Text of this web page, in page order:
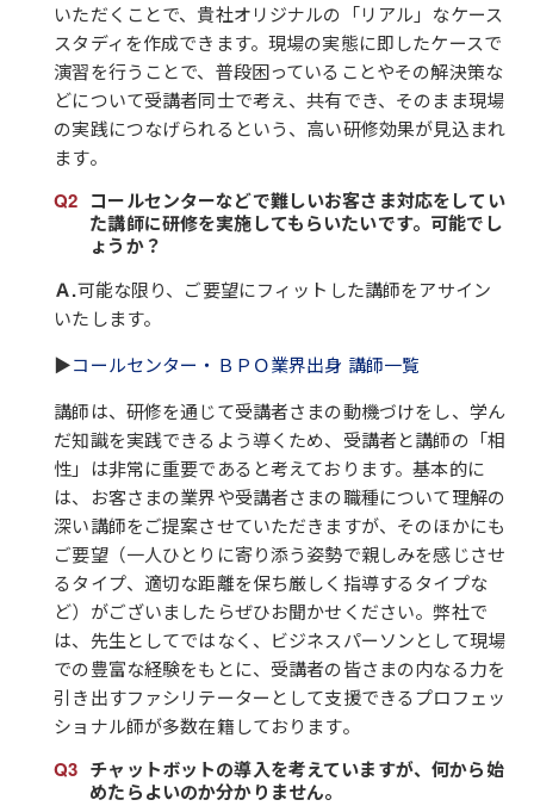
いただくことで、貴社オリジナルの「リアル」なケース
スタディを作成できます。現場の実態に即したケースで
演習を行うことで、普段困っていることやその解決策な
どについて受講者同士で考え、共有でき、そのまま現場
の実践につなげられるという、高い研修効果が見込まれ
ます。
コールセンターなどで難しいお客さま対応をしてい
た講師に研修を実施してもらいたいです。可能でし
ょうか？
Ａ.可能な限り、ご要望にフィットした講師をアサイン
いたします。
▶コールセンター・ＢＰＯ業界出身 講師一覧
講師は、研修を通じて受講者さまの動機づけをし、学ん
だ知識を実践できるよう導くため、受講者と講師の「相
性」は非常に重要であると考えております。基本的に
は、お客さまの業界や受講者さまの職種について理解の
深い講師をご提案させていただきますが、そのほかにも
ご要望（一人ひとりに寄り添う姿勢で親しみを感じさせ
るタイプ、適切な距離を保ち厳しく指導するタイプな
ど）がございましたらぜひお聞かせください。弊社で
は、先生としてではなく、ビジネスパーソンとして現場
での豊富な経験をもとに、受講者の皆さまの内なる力を
引き出すファシリテーターとして支援できるプロフェッ
ショナル師が多数在籍しております。
チャットボットの導入を考えていますが、何から始
めたらよいのか分かりません。